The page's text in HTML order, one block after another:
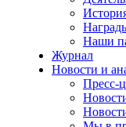
Наши
Журнал
Новости и
Пресс-